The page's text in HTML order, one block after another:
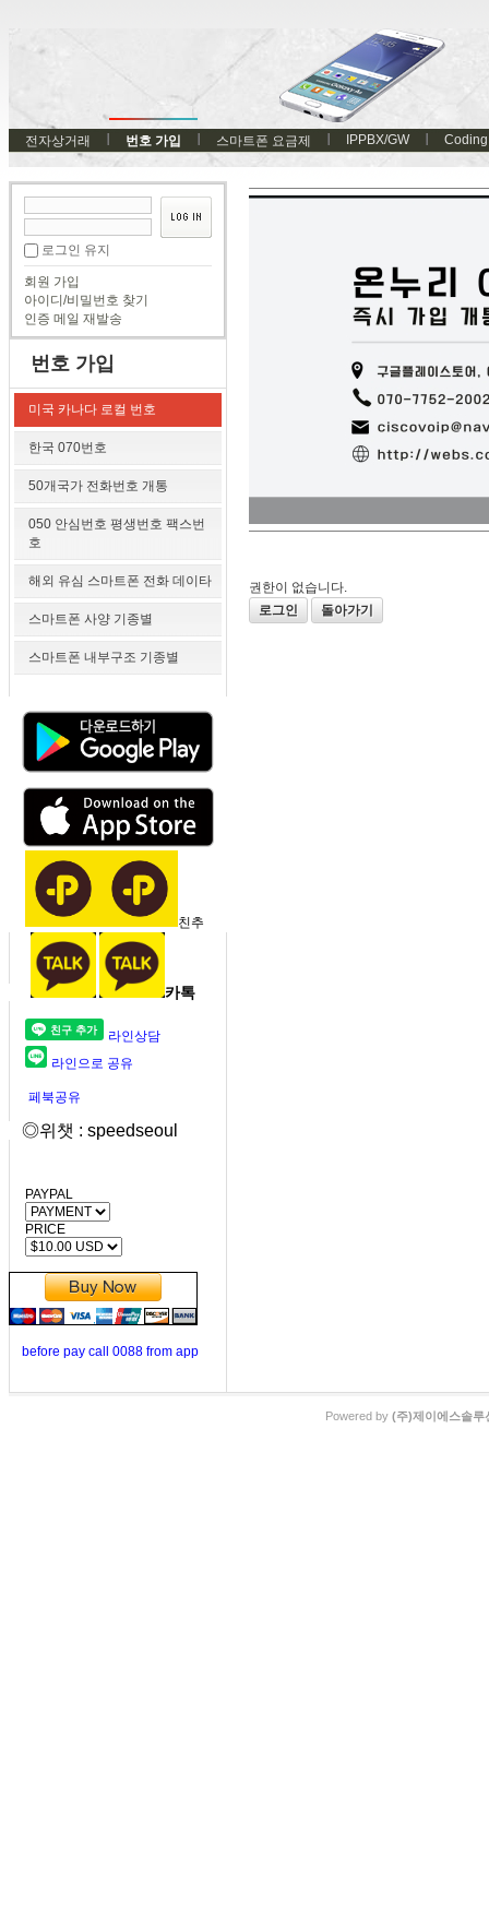
전자상거래 번호 가입 스마트폰 요금제 IPPBX/GW Coding
로그인 유지
회원 가입
아이디/비밀번호 찾기
인증 메일 재발송
번호 가입
미국 카나다 로컬 번호
한국 070번호
50개국가 전화번호 개통
050 안심번호 평생번호 팩스번
호
해외 유심 스마트폰 전화 데이타
스마트폰 사양 기종별
스마트폰 내부구조 기종별
친추
카톡
라인상담
라인으로 공유
페북공유
◎위챗 : speedseoul
PAYPAL
PRICE
before pay call 0088 from app
권한이 없습니다.
로그인
돌아가기
Powered by (주)제이에스솔루